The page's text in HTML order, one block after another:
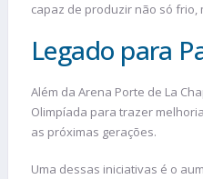
capaz de produzir não só frio,
Legado para
Além da Arena Porte de La
Olimpíada para trazer
as próximas gerações.
Uma dessas iniciativas é o